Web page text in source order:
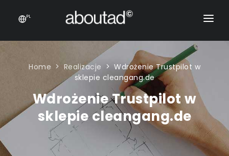
PL
PROJEKTOWANIE OPAKOWAŃ
E-COMMERCE
PRODUKTY
SKLEPY INTERNETOWE
Sklepy Prestashop
Wsparcie sprzedaży sklepów internetowych
KONTAKT
NAPISZ DO NAS
Home Realizacje
Wdrożenie Trustpilot w
sklepie cleangang.de
Wdrożenie Trustpilot w
sklepie cleangang.de